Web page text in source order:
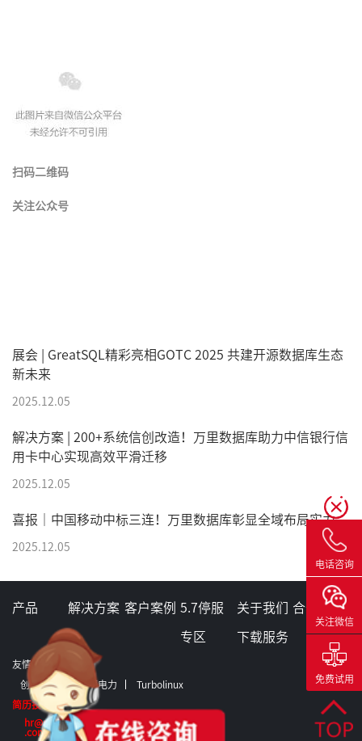
扫码二维码
关注公众号
展会 | GreatSQL精彩亮相GOTC 2025 共建开源数据库生态
新未来
2025.12.05
解决方案 | 200+系统信创改造！万里数据库助力中信银行信
用卡中心实现高效平滑迁移
2025.12.05
喜报｜中国移动中标三连！万里数据库彰显全域布局实力
2025.12.05
产品 解决方案 客户案例 5.7停服
专区
关于我们 合作伙伴
下载服务
友情链接：
创意信息 格蒂电力 Turbolinux
简历投递:
hr@greatdb
.com
电话咨询
关注微信
免费试用